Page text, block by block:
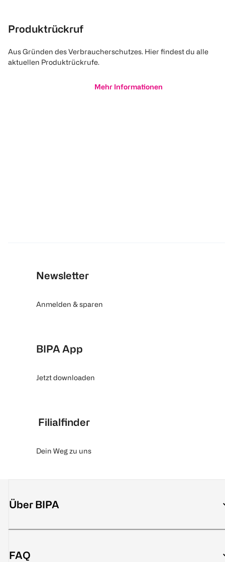
Produktrückruf
Aus Gründen des Verbraucherschutzes. Hier findest du alle
aktuellen Produktrückrufe.
Mehr Informationen
Newsletter
Anmelden & sparen
BIPA App
Jetzt downloaden
Filialfinder
Dein Weg zu uns
Über BIPA
FAQ